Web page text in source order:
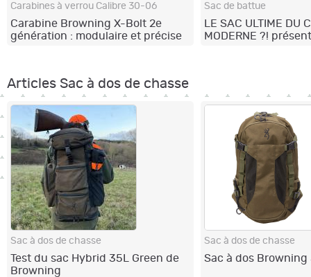
Carabines à verrou Calibre 30-06
Carabine Browning X-Bolt 2e
génération : modulaire et précise
Sac de battue
LE SAC ULTIME DU
MODERNE ?!
Articles Sac à dos de chasse
Sac à dos de chasse
Test du sac Hybrid 35L Green de
Browning
Sac à dos de chasse
Sac à dos Browning